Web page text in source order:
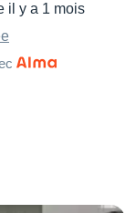
il y a 1 mois